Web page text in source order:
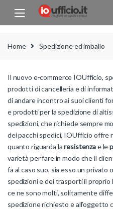
Skip to navigation
Skip to content
Home Spedizione ed imballo
Il nuovo e-commerce IOUfficio,
prodotti di cancelleria e di
di andare incontro ai suoi clienti
e prodotti per la spedizione di
spedizioni, che richiede sempre
dei pacchi spedici, IOUfficio offre
quanto riguarda laresistenzae le
varietà per fare in modo che il
fa al caso suo, sia esso un privato
spedizioni e dei trasporti il
ce ne sono molti, solitamente
spedizione richiesto e all’oggetto